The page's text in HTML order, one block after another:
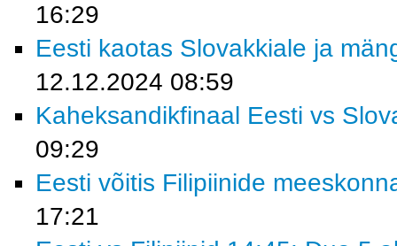
16:29
Eesti kaotas Slovakkiale ja
12.12.2024 08:59
Kaheksandikfinaal Eesti vs
09:29
Eesti võitis Filipiinide
17:21